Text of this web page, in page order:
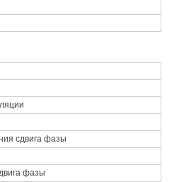
сдвига фазы
фазы